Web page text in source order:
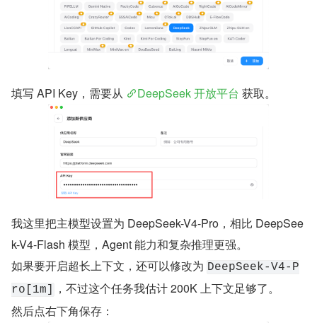
填写 API Key，需要从 DeepSeek 开放平台 获取。
我这里把主模型设置为 DeepSeek-V4-Pro，相比 DeepSee
k-V4-Flash 模型，Agent 能力和复杂推理更强。
如果要开启超长上下文，还可以修改为 DeepSeek-V4-P
ro[1m]
，不过这个任务我估计 200K 上下文足够了。
然后点右下角保存：